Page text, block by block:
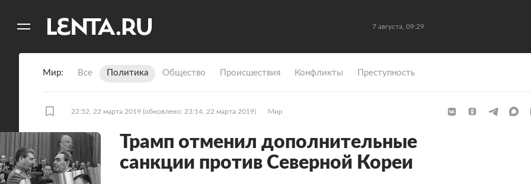
7 августа, 09:29
Мир Все Политика Общество Происшествия Конфликты Преступность
22:52, 22 марта 2019 (обновлено: 23:14, 22 марта 2019) Мир
Трамп отменил дополнительные
санкции против Северной Кореи